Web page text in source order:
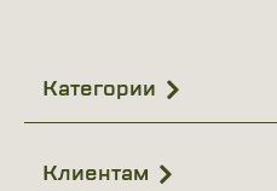
Категории
Клиентам